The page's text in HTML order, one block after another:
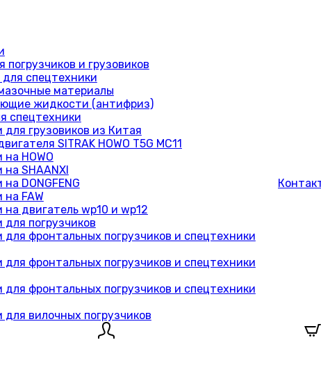
и грузовиков
спецтехники
материалы
жидкости (антифриз)
спецтехники
для грузовиков из Китая
SITRAK HOWO T5G MC11
HOWO
на SHAANXI
DONGFENG
на FAW
на двигатель wp10 и wp12
для погрузчиков
для фронтальных погрузчиков и спецтехники
для фронтальных погрузчиков и спецтехники
для фронтальных погрузчиков и спецтехники
для вилочных погрузчиков